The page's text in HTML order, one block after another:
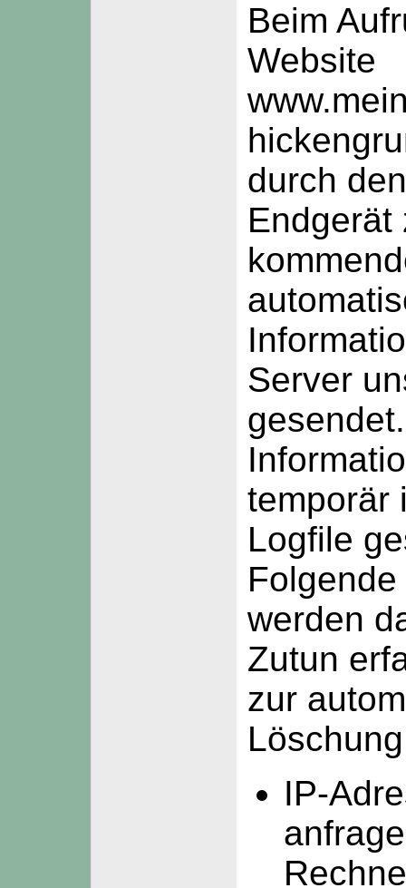
Beim
Website
durch
Endgerät
Server
temporär
Logfile
werden
Zutun
zur
IP-